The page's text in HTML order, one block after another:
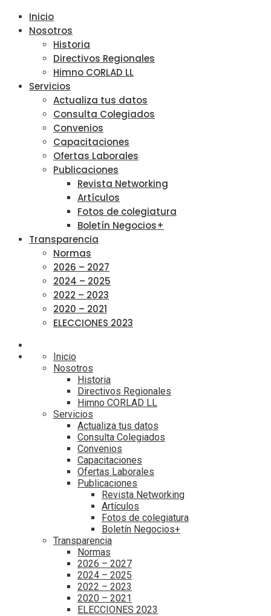
Inicio
Nosotros
Historia
Directivos Regionales
Himno CORLAD LL
Servicios
Actualiza tus datos
Consulta Colegiados
Convenios
Capacitaciones
Ofertas Laborales
Publicaciones
Revista Networking
Artículos
Fotos de colegiatura
Boletín Negocios+
Transparencia
Normas
2026 – 2027
2024 – 2025
2022 – 2023
2020 – 2021
ELECCIONES 2023
Inicio
Nosotros
Historia
Directivos Regionales
Himno CORLAD LL
Servicios
Actualiza tus datos
Consulta Colegiados
Convenios
Capacitaciones
Ofertas Laborales
Publicaciones
Revista Networking
Artículos
Fotos de colegiatura
Boletín Negocios+
Transparencia
Normas
2026 – 2027
2024 – 2025
2022 – 2023
2020 – 2021
ELECCIONES 2023